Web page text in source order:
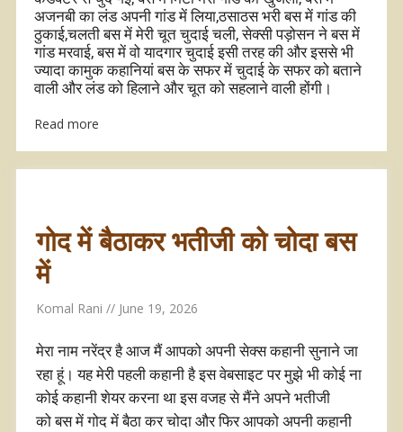
अजनबी का लंड अपनी गांड में लिया,ठसाठस भरी बस में गांड की
ठुकाई,चलती बस में मेरी चूत चुदाई चली, सेक्सी पड़ोसन ने बस में
गांड मरवाई, बस में वो यादगार चुदाई इसी तरह की और इससे भी
ज्यादा कामुक कहानियां बस के सफर में चुदाई के सफर को बताने
वाली और लंड को हिलाने और चूत को सहलाने वाली होंगी।
Read more
गोद में बैठाकर भतीजी को चोदा बस
में
Komal Rani June 19, 2026
मेरा नाम नरेंद्र है आज मैं आपको अपनी सेक्स कहानी सुनाने जा
रहा हूं। यह मेरी पहली कहानी है इस वेबसाइट पर मुझे भी कोई ना
कोई कहानी शेयर करना था इस वजह से मैंने अपने भतीजी
को बस में गोद में बैठा कर चोदा और फिर आपको अपनी कहानी